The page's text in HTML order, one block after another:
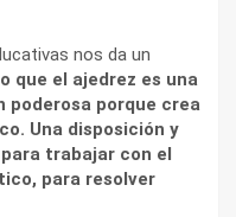
nos da un
que el ajedrez es una
poderosa porque crea
Una disposición y
trabajar con el
para resolver